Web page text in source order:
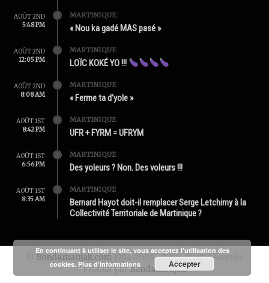
AOÛT 2ND
5:48 PM
MARTINIQUE
« Nou ka gadé MAS pasé »
AOÛT 2ND
12:05 PM
MARTINIQUE
LOÏC KOKÉ YO !!!
AOÛT 2ND
8:08 AM
MARTINIQUE
« Ferme ta d’yole »
AOÛT 1ST
8:42 PM
MARTINIQUE
UFR + FYRM = UFRYM
AOÛT 1ST
6:56 PM
MARTINIQUE
Des yoleurs ? Non. Des voleurs !!!
AOÛT 1ST
8:35 AM
MARTINIQUE
Bernard Hayot doit-il remplacer Serge Letchimy à la
Collectivité Territoriale de Martinique ?
Bondamanjak.com 1994-2020 - Tous droits réservés
Produit parBondamanjak
En continuant à utiliser le site, vous acceptez l’utilisation des
cookies. Plus d’informations Accepter